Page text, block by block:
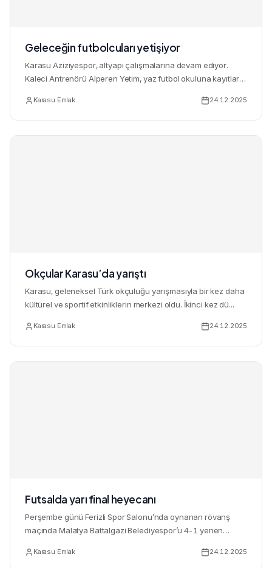
Geleceğin futbolcuları yetişiyor
Karasu Aziziyespor, altyapı çalışmalarına devam ediyor.
Kaleci Antrenörü Alperen Yetim, yaz futbol okuluna kayıtların
Karasu Emlak 24.12.2025
Okçular Karasu’da yarıştı
Karasu, geleneksel Türk okçuluğu yarışmasıyla bir kez daha
kültürel ve sportif etkinliklerin merkezi oldu. İkinci kez dü...
Karasu Emlak 24.12.2025
Futsalda yarı final heyecanı
Perşembe günü Ferizli Spor Salonu’nda oynanan rövanş
maçında Malatya Battalgazi Belediyespor’u 4-1 yenen
Karasu Emlak 24.12.2025